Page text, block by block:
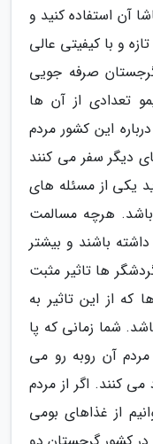
آن استفاده کنید و
و با کیفیتی عالی
صرفه جویی
تعدادی از آن ها
این کشور مردم
دیگر سفر می کنند
یکی از مسئله های
هرچه مسالمت
داشته باشند و بیشتر
ها تاثیر مثبت
که از این تاثیر به
شما زمانی که پا
مردم آن روبه رو می
کنند. اگر از مردم
از غذاهای بومی